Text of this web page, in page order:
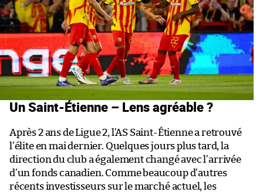
Un Saint-Étienne – Lens agréable ?
Après 2 ans de Ligue 2, l’AS Saint-Étienne a retrouvé
l’élite en mai dernier. Quelques jours plus tard, la
direction du club a également changé avec l’arrivée
d’un fonds canadien. Comme beaucoup d’autres
récents investisseurs sur le marché actuel, les